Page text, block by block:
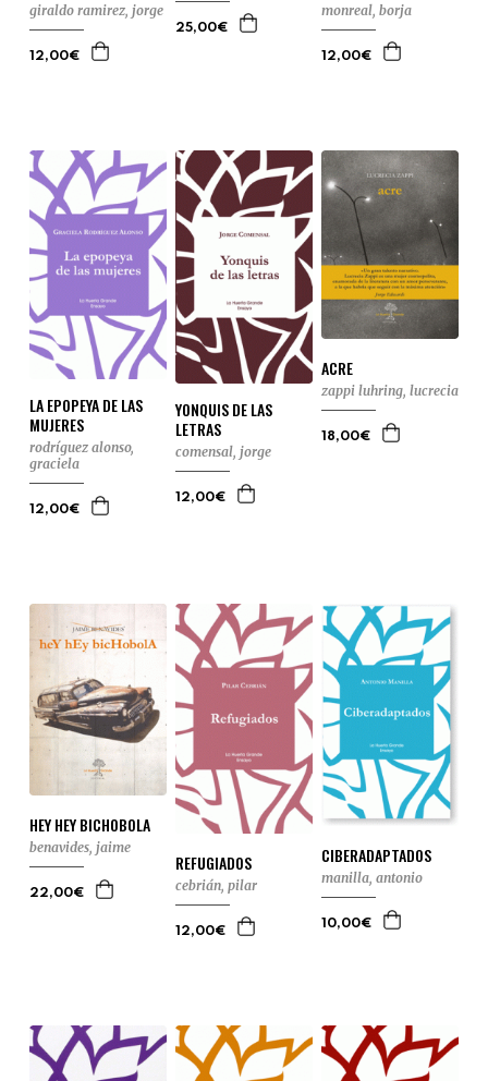
giraldo ramirez, jorge
12,00€
25,00€
monreal, borja
12,00€
LA EPOPEYA DE LAS
MUJERES
rodríguez alonso,
graciela
12,00€
YONQUIS DE LAS
LETRAS
comensal, jorge
12,00€
ACRE
zappi luhring, lucrecia
18,00€
HEY HEY BICHOBOLA
benavides, jaime
22,00€
REFUGIADOS
cebrián, pilar
12,00€
CIBERADAPTADOS
manilla, antonio
10,00€